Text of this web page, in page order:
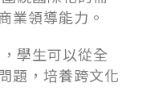
業領導能力。
學生可以從全
題，培養跨文化